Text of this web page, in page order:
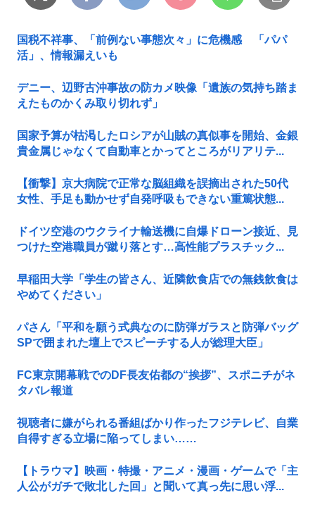
国税不祥事、「前例ない事態次々」に危機感 「パパ
活」、情報漏えいも
デニー、辺野古沖事故の防カメ映像「遺族の気持ち踏ま
えたものかくみ取り切れず」
国家予算が枯渇したロシアが山賊の真似事を開始、金銀
貴金属じゃなくて自動車とかってところがリアリテ...
【衝撃】京大病院で正常な脳組織を誤摘出された50代
女性、手足も動かせず自発呼吸もできない重篤状態...
ドイツ空港のウクライナ輸送機に自爆ドローン接近、見
つけた空港職員が蹴り落とす…高性能プラスチック...
早稲田大学「学生の皆さん、近隣飲食店での無銭飲食は
やめてください」
パさん「平和を願う式典なのに防弾ガラスと防弾バッグ
SPで囲まれた壇上でスピーチする人が総理大臣」
FC東京開幕戦でのDF長友佑都の“挨拶”、スポニチがネ
タバレ報道
視聴者に嫌がられる番組ばかり作ったフジテレビ、自業
自得すぎる立場に陥ってしまい……
【トラウマ】映画・特撮・アニメ・漫画・ゲームで「主
人公がガチで敗北した回」と聞いて真っ先に思い浮...